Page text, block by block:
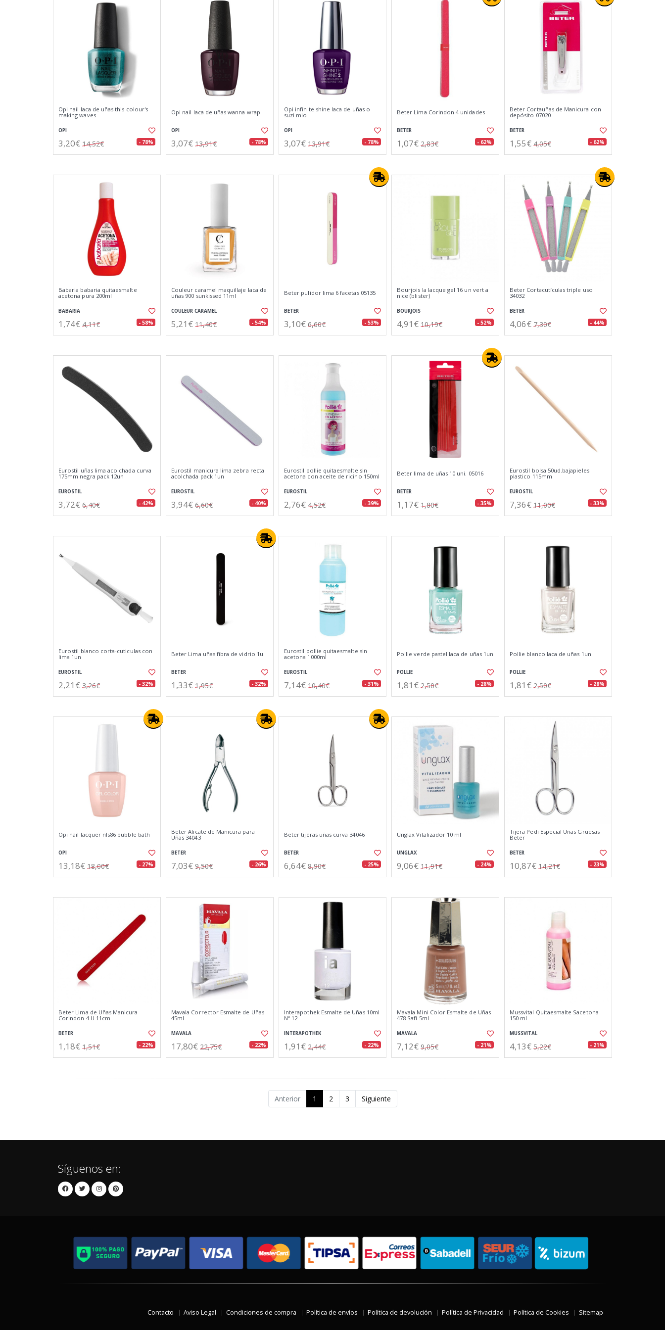
Opi nail laca de uñas this colour's
making waves
OPI
3,20€ 14,52€ - 78%
Opi nail laca de uñas wanna wrap
OPI
3,07€ 13,91€ - 78%
Opi infinite shine laca de uñas o
suzi mio
OPI
3,07€ 13,91€ - 78%
Beter Lima Corindon 4 unidades
BETER
1,07€ 2,83€ - 62%
Beter Cortauñas de Manicura con
depósito 07020
BETER
1,55€ 4,05€ - 62%
Babaria babaria quitaesmalte
acetona pura 200ml
BABARIA
1,74€ 4,11€ - 58%
Couleur caramel maquillaje laca de
uñas 900 sunkissed 11ml
COULEUR CARAMEL
5,21€ 11,40€ - 54%
Beter pulidor lima 6 facetas 05135
BETER
3,10€ 6,60€ - 53%
Bourjois la lacque gel 16 un vert a
nice (blister)
BOURJOIS
4,91€ 10,19€ - 52%
Beter Cortacutículas triple uso
34032
BETER
4,06€ 7,30€ - 44%
Eurostil uñas lima acolchada curva
175mm negra pack 12un
EUROSTIL
3,72€ 6,40€ - 42%
Eurostil manicura lima zebra recta
acolchada pack 1un
EUROSTIL
3,94€ 6,60€ - 40%
Eurostil pollie quitaesmalte sin
acetona con aceite de ricino 150ml
EUROSTIL
2,76€ 4,52€ - 39%
Beter lima de uñas 10 uni. 05016
BETER
1,17€ 1,80€ - 35%
Eurostil bolsa 50ud.bajapieles
plastico 115mm
EUROSTIL
7,36€ 11,00€ - 33%
Eurostil blanco corta-cuticulas con
lima 1un
EUROSTIL
2,21€ 3,26€ - 32%
Beter Lima uñas fibra de vidrio 1u.
BETER
1,33€ 1,95€ - 32%
Eurostil pollie quitaesmalte sin
acetona 1000ml
EUROSTIL
7,14€ 10,40€ - 31%
Pollie verde pastel laca de uñas 1un
POLLIE
1,81€ 2,50€ - 28%
Pollie blanco laca de uñas 1un
POLLIE
1,81€ 2,50€ - 28%
Opi nail lacquer nls86 bubble bath
OPI
13,18€ 18,00€ - 27%
Beter Alicate de Manicura para
Uñas 34043
BETER
7,03€ 9,50€ - 26%
Beter tijeras uñas curva 34046
BETER
6,64€ 8,90€ - 25%
Unglax Vitalizador 10 ml
UNGLAX
9,06€ 11,91€ - 24%
Tijera Pedi Especial Uñas Gruesas
Beter
BETER
10,87€ 14,21€ - 23%
Beter Lima de Uñas Manicura
Corindon 4 U 11cm
BETER
1,18€ 1,51€ - 22%
Mavala Corrector Esmalte de Uñas
45ml
MAVALA
17,80€ 22,75€ - 22%
Interapothek Esmalte de Uñas 10ml
Nº 12
INTERAPOTHEK
1,91€ 2,44€ - 22%
Mavala Mini Color Esmalte de Uñas
478 Safi 5ml
MAVALA
7,12€ 9,05€ - 21%
Mussvital Quitaesmalte Sacetona
150 ml
MUSSVITAL
4,13€ 5,22€ - 21%
Anterior 1 2 3 Siguiente
Síguenos en:
Contacto Aviso Legal Condiciones de compra Política de envíos Política de devolución Política de Privacidad Política de Cookies Sitemap